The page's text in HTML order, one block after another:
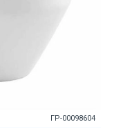
ГР-00098604